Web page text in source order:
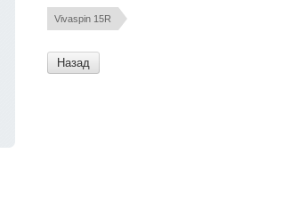
Vivaspin 15R
Назад